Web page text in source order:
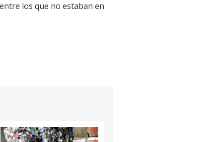
los que no estaban en